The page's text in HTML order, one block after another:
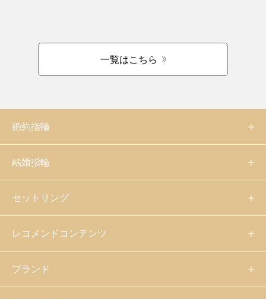
一覧はこちら
婚約指輪
結婚指輪
セットリング
レコメンドコンテンツ
ブランド